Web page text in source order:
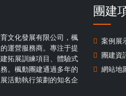
文化發展有限公司，楓
運營服務商。專注于提
拓展訓練項目、體驗式
。楓動團建通過多年的
活動執行策劃的知名企
團建
案例展
團建資
網站地